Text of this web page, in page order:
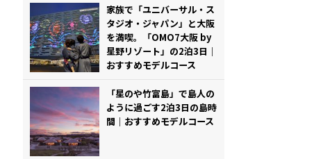
家族で「ユニバーサル・ス
タジオ・ジャパン」と大阪
を満喫。「OMO7大阪 by
星野リゾート」の2泊3日｜
おすすめモデルコース
「星のや竹富島」で島人の
ように過ごす2泊3日の島時
間｜おすすめモデルコース